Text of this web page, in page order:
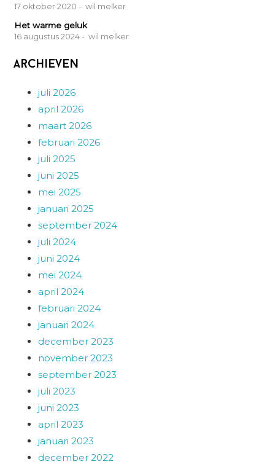
17 oktober 2020 - wil melker
Het warme geluk
16 augustus 2024 - wil melker
Archieven
juli 2026
april 2026
maart 2026
februari 2026
juli 2025
juni 2025
mei 2025
januari 2025
september 2024
juli 2024
juni 2024
mei 2024
april 2024
februari 2024
januari 2024
december 2023
november 2023
september 2023
juli 2023
juni 2023
april 2023
januari 2023
december 2022